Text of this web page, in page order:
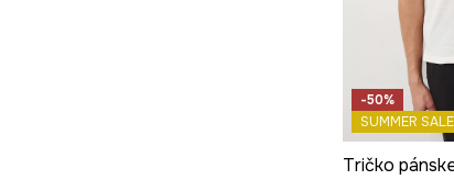
-50%
SUMMER SALE
Tričko